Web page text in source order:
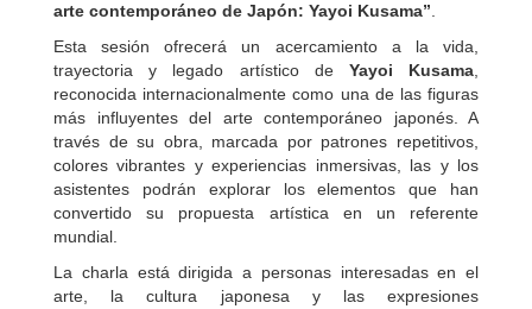
arte contemporáneo de Japón: Yayoi Kusama”.
Esta sesión ofrecerá un acercamiento a la vida,
trayectoria y legado artístico de Yayoi Kusama,
reconocida internacionalmente como una de las figuras
más influyentes del arte contemporáneo japonés. A
través de su obra, marcada por patrones repetitivos,
colores vibrantes y experiencias inmersivas, las y los
asistentes podrán explorar los elementos que han
convertido su propuesta artística en un referente
mundial.
La charla está dirigida a personas interesadas en el
arte, la cultura japonesa y las expresiones